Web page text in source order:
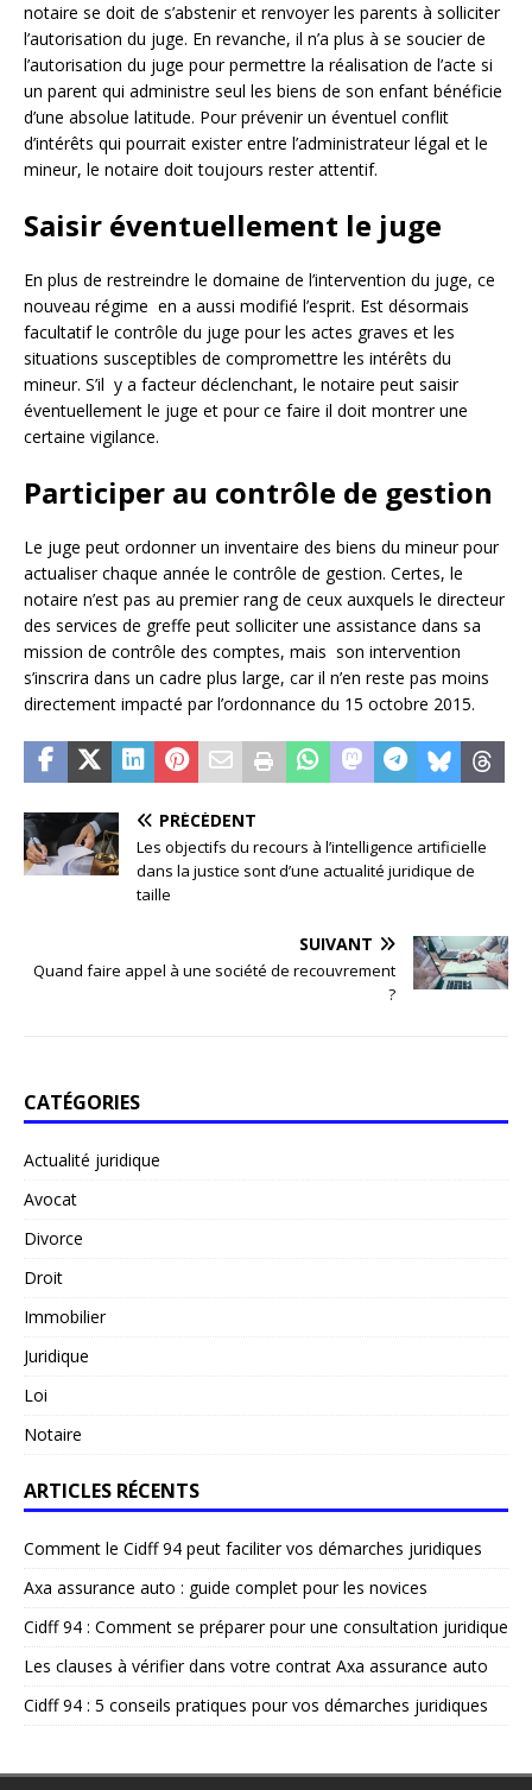
notaire se doit de s’abstenir et renvoyer les parents à solliciter
l’autorisation du juge. En revanche, il n’a plus à se soucier de
l’autorisation du juge pour permettre la réalisation de l’acte si
un parent qui administre seul les biens de son enfant bénéficie
d’une absolue latitude. Pour prévenir un éventuel conflit
d’intérêts qui pourrait exister entre l’administrateur légal et le
mineur, le notaire doit toujours rester attentif.
Saisir éventuellement le juge
En plus de restreindre le domaine de l’intervention du juge, ce
nouveau régime en a aussi modifié l’esprit. Est désormais
facultatif le contrôle du juge pour les actes graves et les
situations susceptibles de compromettre les intérêts du
mineur. S’il y a facteur déclenchant, le notaire peut saisir
éventuellement le juge et pour ce faire il doit montrer une
certaine vigilance.
Participer au contrôle de gestion
Le juge peut ordonner un inventaire des biens du mineur pour
actualiser chaque année le contrôle de gestion. Certes, le
notaire n’est pas au premier rang de ceux auxquels le directeur
des services de greffe peut solliciter une assistance dans sa
mission de contrôle des comptes, mais son intervention
s’inscrira dans un cadre plus large, car il n’en reste pas moins
directement impacté par l’ordonnance du 15 octobre 2015.
PRÉCÉDENT
Les objectifs du recours à l’intelligence artificielle
dans la justice sont d’une actualité juridique de
taille
SUIVANT
Quand faire appel à une société de recouvrement
?
CATÉGORIES
Actualité juridique
Avocat
Divorce
Droit
Immobilier
Juridique
Loi
Notaire
ARTICLES RÉCENTS
Comment le Cidff 94 peut faciliter vos démarches juridiques
Axa assurance auto : guide complet pour les novices
Cidff 94 : Comment se préparer pour une consultation juridique
Les clauses à vérifier dans votre contrat Axa assurance auto
Cidff 94 : 5 conseils pratiques pour vos démarches juridiques